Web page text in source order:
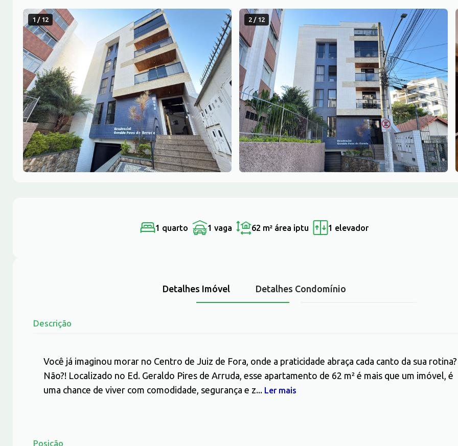
1 / 12 2 / 12
1 quarto 1 vaga 62 m² área iptu 1 elevador
Detalhes Imóvel Detalhes Condomínio
Descrição
Você já imaginou morar no Centro de Juiz de Fora, onde a praticidade abraça cada canto da sua rotina?
Não?! Localizado no Ed. Geraldo Pires de Arruda, esse apartamento de 62 m² é mais que um imóvel, é
uma chance de viver com comodidade, segurança e z... Ler mais
Posição